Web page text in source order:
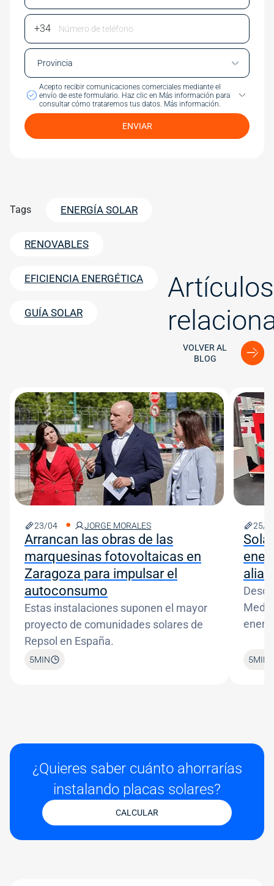
Phone Number
Acepto recibir comunicaciones comerciales mediante el
envío de este formulario. Haz clic en Más información para
consultar cómo trataremos tus datos. Más información.
ENVIAR
Tags ENERGÍA SOLAR
RENOVABLES
EFICIENCIA ENERGÉTICA
GUÍA SOLAR
Artículos
VOLVER AL
BLOG
Image
23/04 JORGE MORALES
Arrancan las obras de las
marquesinas fotovoltaicas en
Zaragoza para impulsar el
autoconsumo
Estas instalaciones suponen el mayor
proyecto de comunidades solares de
Repsol en España.
5MIN
Image
25/
5MIN
¿Quieres saber cuánto ahorrarías
instalando placas solares?
CALCULAR